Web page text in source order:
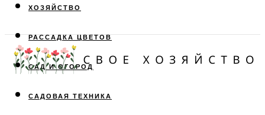
ХОЗЯЙСТВО
РАССАДКА ЦВЕТОВ
САД И ОГОРОД
САДОВАЯ ТЕХНИКА